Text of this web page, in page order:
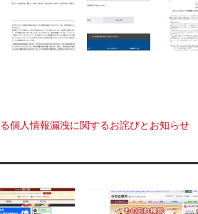
個人情報漏洩に関するお詫びとお知らせ